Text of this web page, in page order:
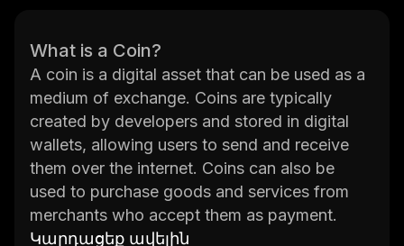
What is a Coin?
A coin is a digital asset that can be used as a
medium of exchange. Coins are typically
created by developers and stored in digital
wallets, allowing users to send and receive
them over the internet. Coins can also be
used to purchase goods and services from
merchants who accept them as payment.
Biconomy Exchange is an innovative platform
Կարդացեք ավելին